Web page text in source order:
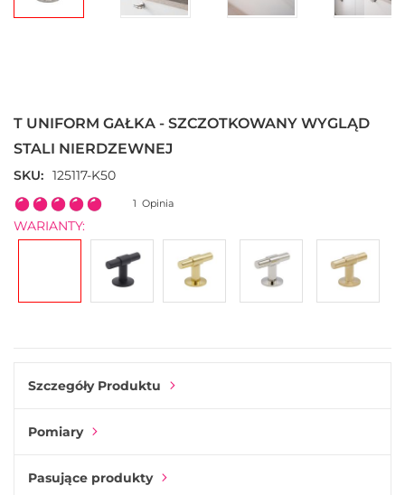
galerii
T UNIFORM GAŁKA - SZCZOTKOWANY WYGLĄD
STALI NIERDZEWNEJ
SKU
125117-K50
Ocena:
100
% of100
1 Opinia
WARIANTY:
Szczegóły Produktu
Pomiary
Pasujące produkty